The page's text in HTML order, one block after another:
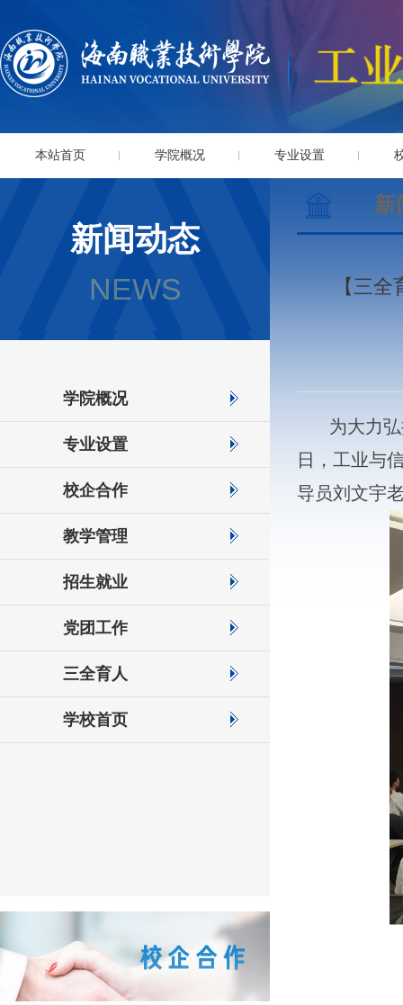
本站首页 学院概况 专业设置
新闻动态
NEWS
学院概况
专业设置
校企合作
教学管理
招生就业
党团工作
三全育人
学校首页
新
【三
为大力
日，工业与
导员刘文宇